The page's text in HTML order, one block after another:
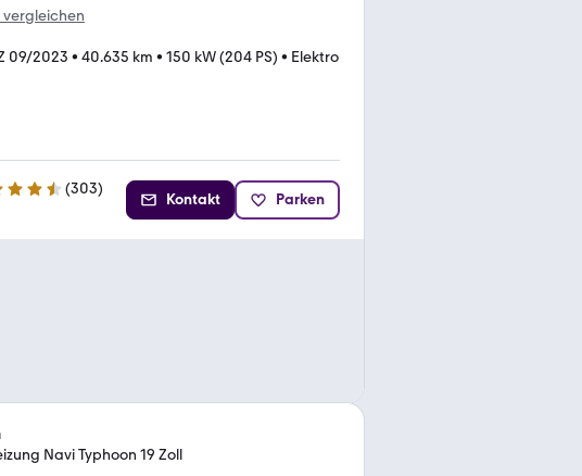
09/2023 • 40.635 km • 150 kW (204 PS) • Elektro
(303)
Kontakt Parken
Navi Typhoon 19 Zoll